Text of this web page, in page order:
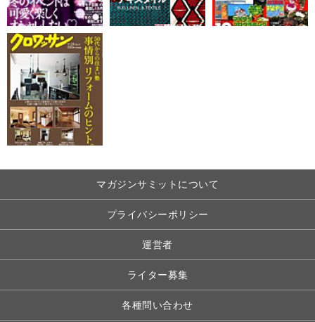
マガジンサミットについて
プライバシーポリシー
運営者
ライター募集
各種問い合わせ